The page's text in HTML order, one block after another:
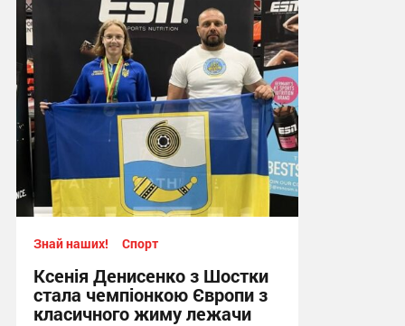
14:12 сьогодні
Знай наших! Спорт
Ксенія Денисенко з Шостки
стала чемпіонкою Європи з
класичного жиму лежачи